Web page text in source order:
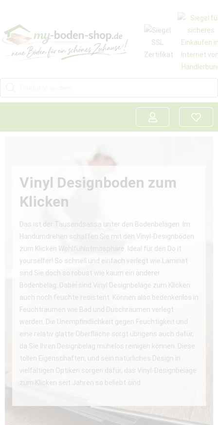
Vinyl Designboden zum
Klicken
Das ist der Tausendsassa unter den Bodenbelägen. Im
Handumdrehen schaffen Sie mit den Vinyl-Designböden
zum Klicken Wohlfühlatmosphäre. Ideal für den Do it
yourselfer! So schnell und einfach verlegt wie Laminat
sind Sie doch so robust wie kaum ein anderer
Bodenbelag. Dabei sind Vinyl Designbeläge zum Klicken
auch noch feuchte resistent. Können also bedenkenlos in
Feuchträumen wie Bad und Duschräumen verlegt
werden. Die Unempfindlichkeit gegen Feuchtigkeit und
eine relativ glatte Oberfläche sorgt übrigens auch dafür,
da Sie Ihren Designbelag mühelos reinigen können. Diese
tollen Eigenschaften, und sein natürliches Design in
vielfältigen Optiken sorgen dafür, das Vinyl-Designbeläge
zum Klicken seit Jahren so beliebt sind.